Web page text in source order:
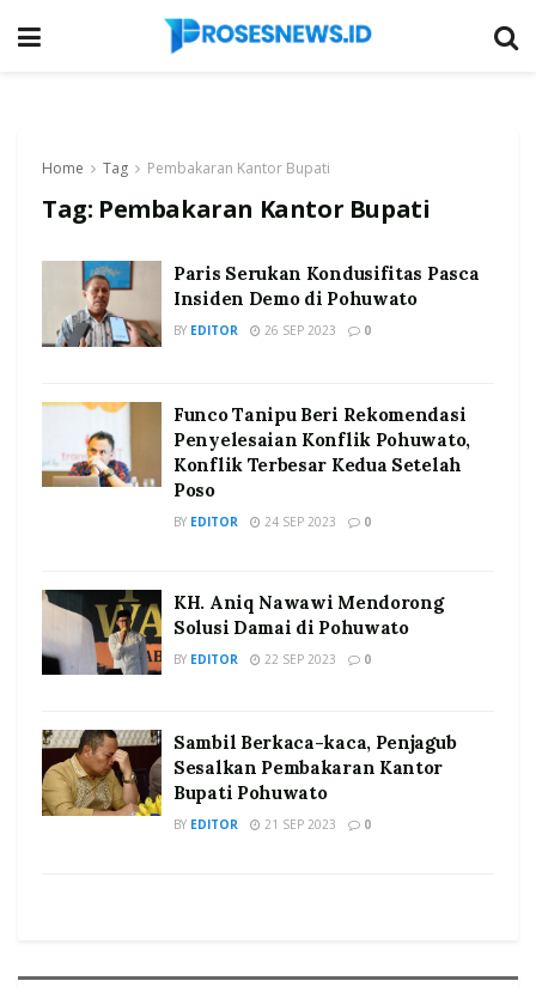
Home Tag Pembakaran Kantor Bupati
Tag: Pembakaran Kantor Bupati
Paris Serukan Kondusifitas Pasca
Insiden Demo di Pohuwato
BY EDITOR 26 SEP 2023 0
Funco Tanipu Beri Rekomendasi
Penyelesaian Konflik Pohuwato,
Konflik Terbesar Kedua Setelah
Poso
BY EDITOR 24 SEP 2023 0
KH. Aniq Nawawi Mendorong
Solusi Damai di Pohuwato
BY EDITOR 22 SEP 2023 0
Sambil Berkaca-kaca, Penjagub
Sesalkan Pembakaran Kantor
Bupati Pohuwato
BY EDITOR 21 SEP 2023 0